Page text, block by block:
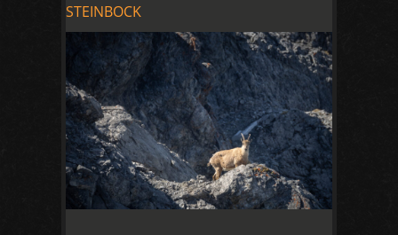
STEINBOCK